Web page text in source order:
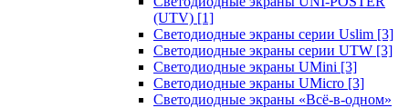
(UTV) [1]
Светодиодные экраны серии Uslim [3]
Светодиодные экраны серии UTW [3]
Светодиодные экраны UMini [3]
Светодиодные экраны UMicro [3]
Светодиодные экраны «Всё-в-одном»